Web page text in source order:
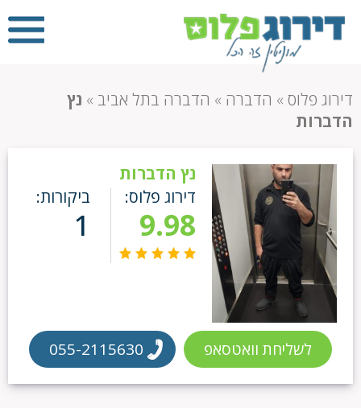
דירוג פלוס » הדברה » הדברה בתל אביב » נץ
הדברות
נץ הדברות
דירוג פלוס:
9.98
ביקורות:
1
לשליחת וואטסאפ 055-2115630